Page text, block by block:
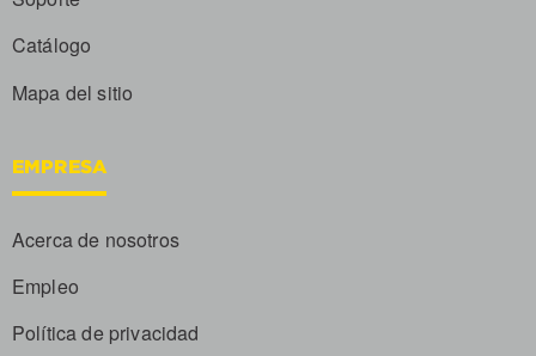
Catálogo
Mapa del sitio
EMPRESA
Acerca de nosotros
Empleo
Política de privacidad